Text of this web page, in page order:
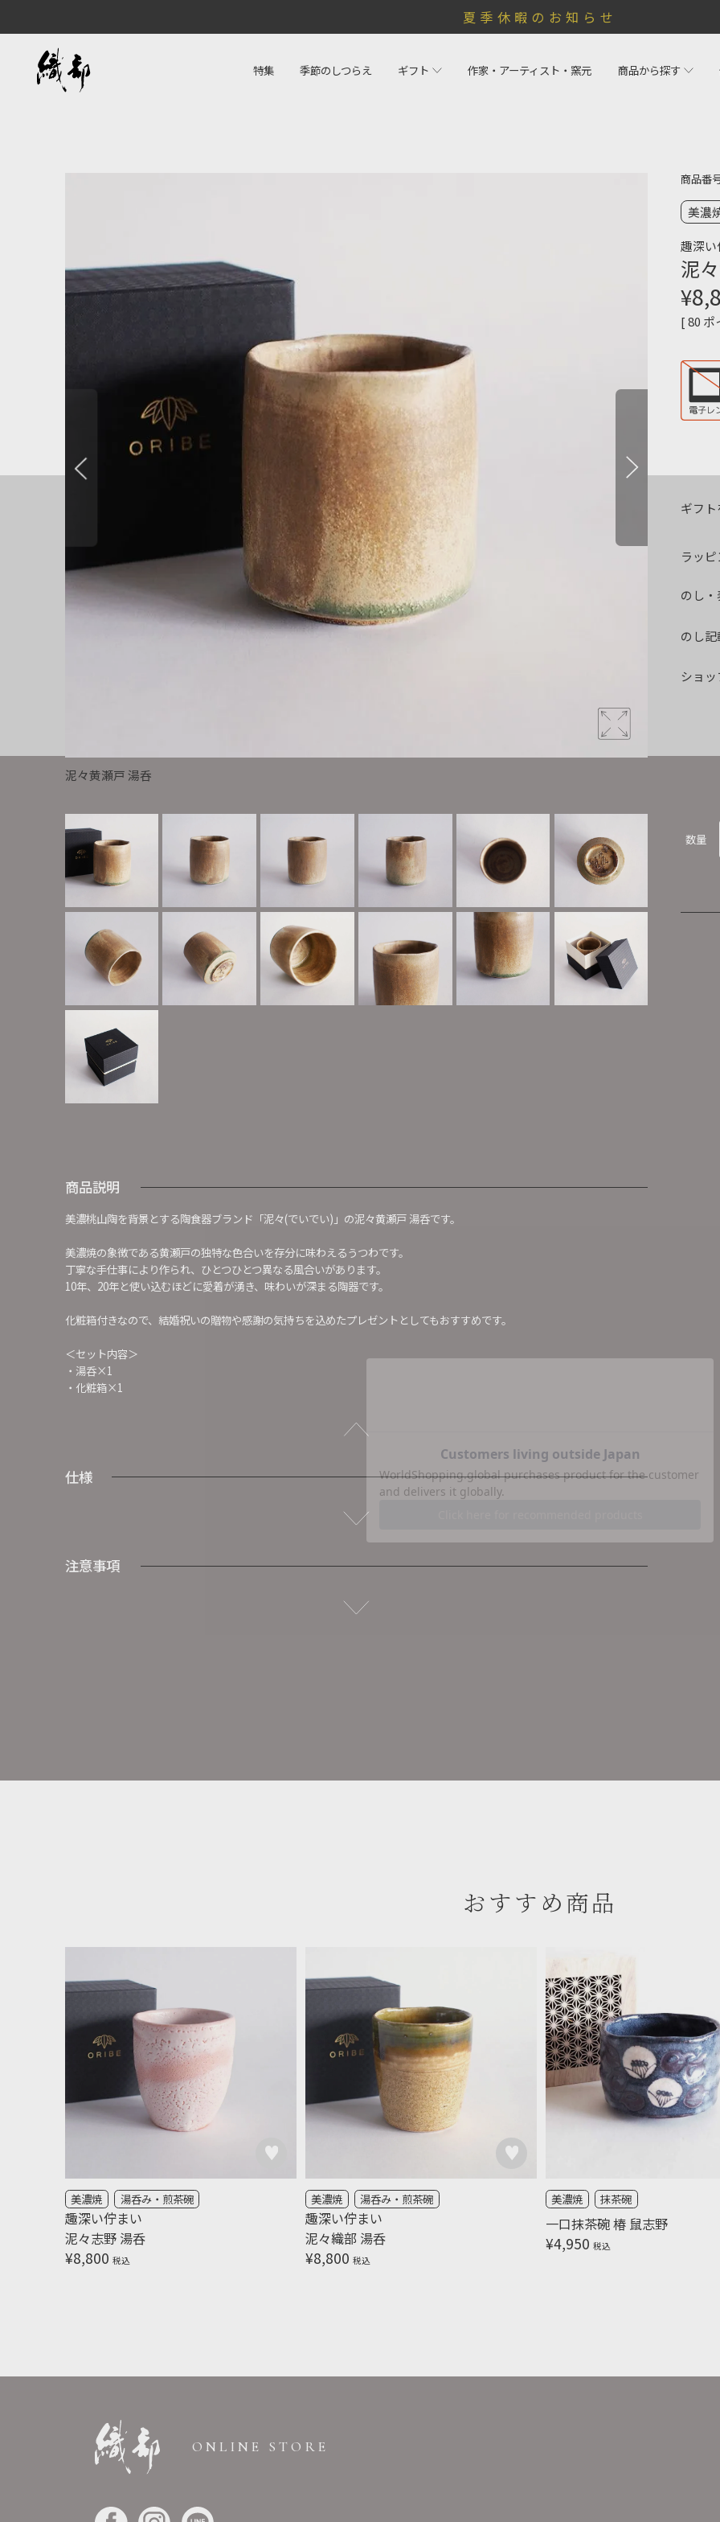
夏季休暇のお知らせ
特集 季節のしつらえ ギフト 作家・アーティスト・窯元 商品から探す
泥々黄瀬戸 湯呑
商品説明
美濃桃山陶を背景とする陶食器ブランド「泥々(でいでい)」の泥々黄瀬戸 湯呑です。
美濃焼の象徴である黄瀬戸の独特な色合いを存分に味わえるうつわです。
丁寧な手仕事により作られ、ひとつひとつ異なる風合いがあります。
10年、20年と使い込むほどに愛着が湧き、味わいが深まる陶器です。
化粧箱付きなので、結婚祝いの贈物や感謝の気持ちを込めたプレゼントとしてもおすすめです。
＜セット内容＞
・湯呑×1
・化粧箱×1
仕様
注意事項
商品番
美濃
趣深い
泥
¥
[80 ポ
ギフ
ラッ
のし・
のし記
ショ
数量
おすすめ商品
泥々志野 湯呑
美濃焼 湯呑み・煎茶碗
¥8,800 税込
趣深い佇まい
泥々織部 湯呑
美濃焼 湯呑み・煎茶碗
¥8,800 税込
趣深い佇まい 一口抹茶碗 椿 鼠志野
美濃焼 抹茶碗
¥4,950 税込
ONLINE STORE